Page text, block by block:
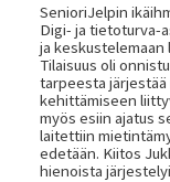
SenioriJelpin
Digi- ja tietoturva-
ja
Tilaisuus oli
tarpeesta
kehittämiseen
myös esiin ajatus
laitettiin
edetään. Kiitos
hienoista